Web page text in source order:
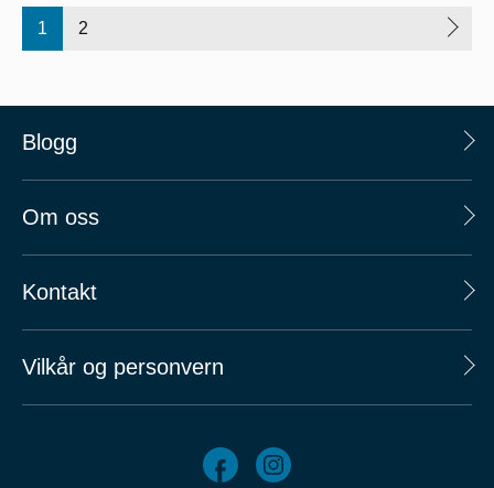
1 2
Blogg
Om oss
Kontakt
Vilkår og personvern